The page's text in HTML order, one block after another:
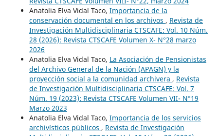
Anatolia Elva Vidal Taco, Importancia de la
conservación documental en los archivos , Revista de
Investigación Multidisciplinaria CTSCAFE: Vol. 10 Núm.
28 (2026): Revista CTSCAFE Volumen X- N°28 marzo
2026
Anatolia Elva Vidal Taco, La Asociación de Pensionistas
del Archivo General de la Nación (APAGN) y la
proyección social a la comunidad archivera , Revista
de Investigación Multidisciplinaria CTSCAFE: Vol. 7
Núm. 19 (2023): Revista CTSCAFE Volumen VII- N°19
Marzo 2023
Anatolia Elva Vidal Taco, Importancia de los servicios
archivísticos públicos , Revista de Investigación